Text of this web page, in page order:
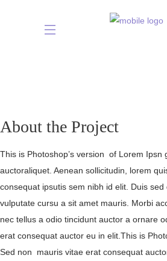
About the Project
This is Photoshop’s version of Lorem Ipsn
auctoraliquet. Aenean sollicitudin, lorem
consequat ipsutis sem nibh id elit. Duis sed
vulputate cursu a sit amet mauris. Morbi
nec tellus a odio tincidunt auctor a ornare
erat consequat auctor eu in elit.This is
Sed non mauris vitae erat consequat